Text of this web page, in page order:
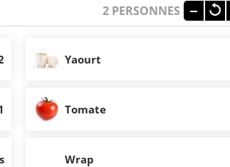
2 PERSONNES
Yaourt
Tomate
Wrap